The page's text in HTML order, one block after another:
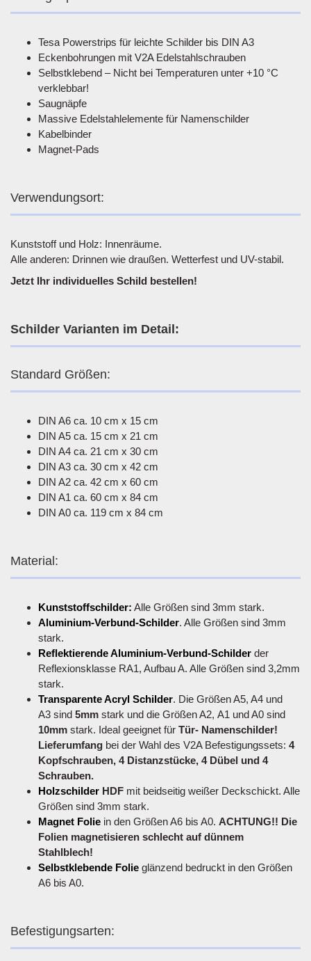
Tesa Powerstrips für leichte Schilder bis DIN A3
Eckenbohrungen mit V2A Edelstahlschrauben
Selbstklebend – Nicht bei Temperaturen unter +10 °C
verklebbar!
Saugnäpfe
Massive Edelstahlelemente für Namenschilder
Kabelbinder
Magnet-Pads
Verwendungsort:
Kunststoff und Holz: Innenräume.
Alle anderen: Drinnen wie draußen. Wetterfest und UV-stabil.
Jetzt Ihr individuelles Schild bestellen!
Schilder Varianten im Detail:
Standard Größen:
DIN A6 ca. 10 cm x 15 cm
DIN A5 ca. 15 cm x 21 cm
DIN A4 ca. 21 cm x 30 cm
DIN A3 ca. 30 cm x 42 cm
DIN A2 ca. 42 cm x 60 cm
DIN A1 ca. 60 cm x 84 cm
DIN A0 ca. 119 cm x 84 cm
Material:
Kunststoffschilder: Alle Größen sind 3mm stark.
Aluminium-Verbund-Schilder. Alle Größen sind 3mm
stark.
Reflektierende Aluminium-Verbund-Schilder der
Reflexionsklasse RA1, Aufbau A. Alle Größen sind 3,2mm
stark.
Transparente Acryl Schilder. Die Größen A5, A4 und
A3 sind 5mm stark und die Größen A2, A1 und A0 sind
10mm stark. Ideal geeignet für Tür- Namenschilder!
Lieferumfang bei der Wahl des V2A Befestigungssets: 4
Kopfschrauben, 4 Distanzstücke, 4 Dübel und 4
Schrauben.
Holzschilder HDF mit beidseitig weißer Deckschickt. Alle
Größen sind 3mm stark.
Magnet Folie in den Größen A6 bis A0. ACHTUNG!! Die
Folien magnetisieren schlecht auf dünnem
Stahlblech!
Selbstklebende Folie glänzend bedruckt in den Größen
A6 bis A0.
Befestigungsarten: